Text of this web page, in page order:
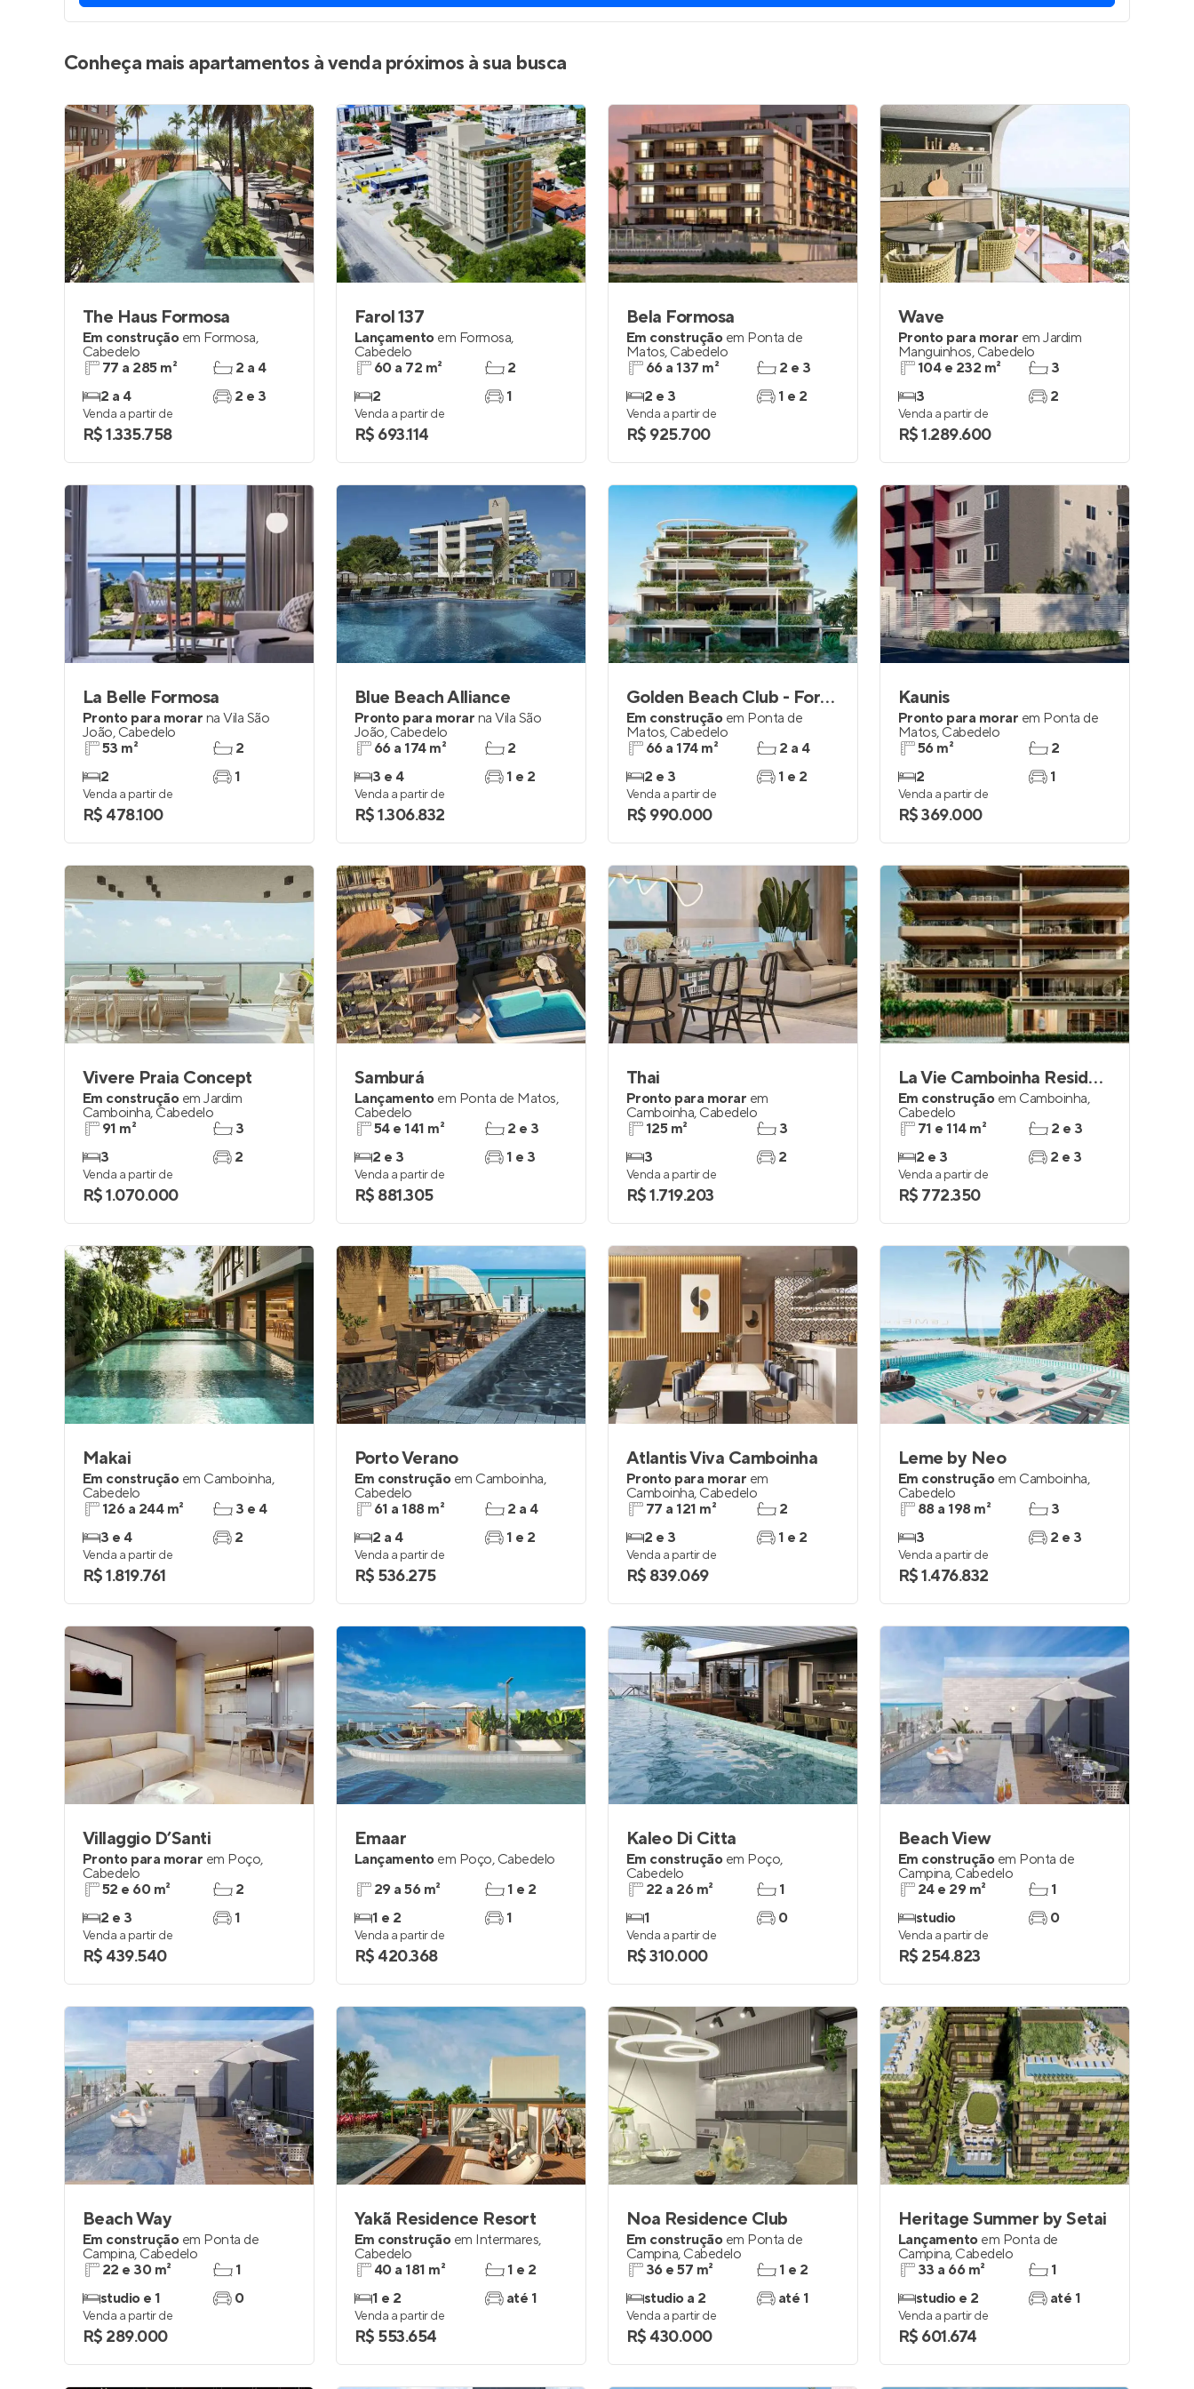
Conheça mais apartamentos à venda próximos à sua busca
The Haus Formosa
Em construção em Formosa,
Cabedelo
77 a 285 m²
2 a 4
2 a 4
2 e 3
Venda a partir de
R$ 1.335.758
Farol 137
Lançamento em Formosa,
Cabedelo
60 a 72 m²
2
2
1
Venda a partir de
R$ 693.114
Bela Formosa
Em construção em Ponta de
Matos, Cabedelo
66 a 137 m²
2 e 3
2 e 3
1 e 2
Venda a partir de
R$ 925.700
Wave
Pronto para morar em Jardim
Manguinhos, Cabedelo
104 e 232 m²
3
3
2
Venda a partir de
R$ 1.289.600
La Belle Formosa
Pronto para morar na Vila São
João, Cabedelo
53 m²
2
2
1
Venda a partir de
R$ 478.100
Blue Beach Alliance
Pronto para morar na Vila São
João, Cabedelo
66 a 174 m²
3 e 4
2
1 e 2
Venda a partir de
R$ 1.306.832
Golden Beach Club - Formosa
Em construção em Ponta de
Matos, Cabedelo
66 a 174 m²
2 e 3
2 a 4
1 e 2
Venda a partir de
R$ 990.000
Kaunis
Pronto para morar em Ponta de
Matos, Cabedelo
56 m²
2
2
1
Venda a partir de
R$ 369.000
Vivere Praia Concept
Em construção em Jardim
Camboinha, Cabedelo
91 m²
3
3
2
Venda a partir de
R$ 1.070.000
Samburá
Lançamento em Ponta de Matos,
Cabedelo
54 e 141 m²
2 e 3
2 e 3
1 e 3
Venda a partir de
R$ 881.305
Thai
Pronto para morar em
Camboinha, Cabedelo
125 m²
3
3
2
Venda a partir de
R$ 1.719.203
La Vie Camboinha Residence
Em construção em Camboinha,
Cabedelo
71 e 114 m²
2 e 3
2 e 3
2 e 3
Venda a partir de
R$ 772.350
Makai
Em construção em Camboinha,
Cabedelo
126 a 244 m²
3 e 4
3 e 4
2
Venda a partir de
R$ 1.819.761
Porto Verano
Em construção em Camboinha,
Cabedelo
61 a 188 m²
2 a 4
2 a 4
1 e 2
Venda a partir de
R$ 536.275
Atlantis Viva Camboinha
Pronto para morar em
Camboinha, Cabedelo
77 a 121 m²
2 e 3
2
1 e 2
Venda a partir de
R$ 839.069
Leme by Neo
Em construção em Camboinha,
Cabedelo
88 a 198 m²
3
3
2 e 3
Venda a partir de
R$ 1.476.832
Villaggio D’Santi
Pronto para morar em Poço,
Cabedelo
52 e 60 m²
2 e 3
2
1
Venda a partir de
R$ 439.540
Emaar
Lançamento em Poço, Cabedelo
29 a 56 m²
1 e 2
1 e 2
1
Venda a partir de
R$ 420.368
Kaleo Di Citta
Em construção em Poço,
Cabedelo
22 a 26 m²
1
1
0
Venda a partir de
R$ 310.000
Beach View
Em construção em Ponta de
Campina, Cabedelo
24 e 29 m²
studio
1
0
Venda a partir de
R$ 254.823
Beach Way
Em construção em Ponta de
Campina, Cabedelo
22 e 30 m²
studio e 1
1
0
Venda a partir de
R$ 289.000
Yakã Residence Resort
Em construção em Intermares,
Cabedelo
40 a 181 m²
1 e 2
1 e 2
até 1
Venda a partir de
R$ 553.654
Noa Residence Club
Em construção em Ponta de
Campina, Cabedelo
36 e 57 m²
studio a 2
1 e 2
até 1
Venda a partir de
R$ 430.000
Heritage Summer by Setai
Lançamento em Ponta de
Campina, Cabedelo
33 a 66 m²
studio e 2
1
até 1
Venda a partir de
R$ 601.674